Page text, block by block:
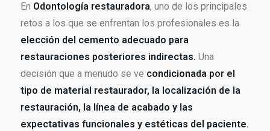
En Odontología restauradora, uno de los principales
retos a los que se enfrentan los profesionales es la
elección del cemento adecuado para
restauraciones posteriores indirectas. Una
decisión que a menudo se ve condicionada por el
tipo de material restaurador, la localización de la
restauración, la línea de acabado y las
expectativas funcionales y estéticas del paciente.